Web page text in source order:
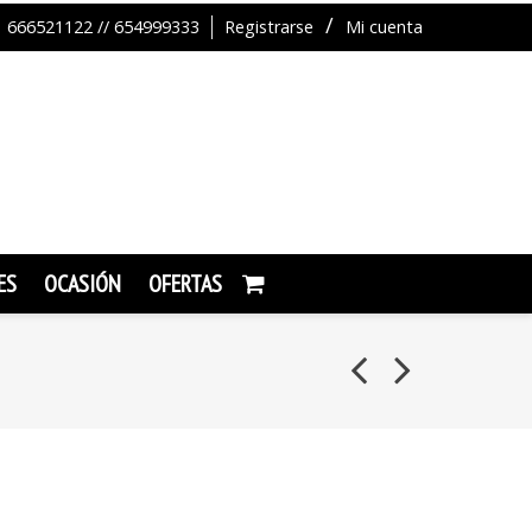
Registrarse Mi cuenta
666521122 // 654999333
OCASIÓN OFERTAS